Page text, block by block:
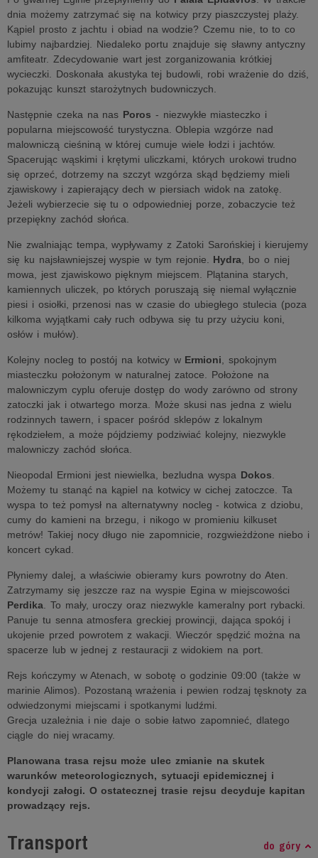
dnia możemy zatrzymać się na kotwicy przy piaszczystej plaży.
Kąpiel prosto z jachtu i obiad na wodzie? Czemu nie, to to co
lubimy najbardziej. Niedaleko portu znajduje się sławny antyczny
amfiteatr. Zdecydowanie wart jest zorganizowania krótkiej
wycieczki. Doskonała akustyka tej budowli, robi wrażenie do dziś,
pokazując kunszt starożytnych budowniczych.
Następnie czeka na nas Poros - niezwykłe miasteczko i
popularna miejscowość turystyczna. Oblepia wzgórze nad
malowniczą cieśniną w której cumuje wiele łodzi i jachtów.
Spacerując wąskimi i krętymi uliczkami, których urokowi trudno
się oprzeć, dotrzemy na szczyt wzgórza skąd będziemy mieli
zjawiskowy i zapierający dech w piersiach widok na zatokę.
Jeżeli wybierzecie się tu o odpowiedniej porze, zobaczycie też
przepiękny zachód słońca.
Nie zwalniając tempa, wypływamy z Zatoki Sarońskiej i kierujemy
się ku najsławniejszej wyspie w tym rejonie. Hydra , bo o niej
mowa, jest zjawiskowo pięknym miejscem. Plątanina starych,
kamiennych uliczek, po których poruszają się niemal wyłącznie
piesi i osiołki, przenosi nas w czasie do ubiegłego stulecia (poza
kilkoma wyjątkami cały ruch odbywa się tu przy użyciu koni,
osłów i mułów).
Kolejny nocleg to postój na kotwicy w Ermioni , spokojnym
miasteczku położonym w naturalnej zatoce. Położone na
malowniczym cyplu oferuje dostęp do wody zarówno od strony
zatoczki jak i otwartego morza. Może skusi nas jedna z wielu
rodzinnych tawern, i spacer pośród sklepów z lokalnym
rękodziełem, a może pójdziemy podziwiać kolejny, niezwykle
malowniczy zachód słońca.
Nieopodal Ermioni jest niewielka, bezludna wyspa Dokos
Możemy tu stanąć na kąpiel na kotwicy w cichej zatoczce. Ta
wyspa to też pomysł na alternatywny nocleg - kotwica z dziobu,
cumy do kamieni na brzegu, i nikogo w promieniu kilkuset
metrów! Takiej nocy długo nie zapomnicie, rozgwieżdżone niebo i
koncert cykad.
Płyniemy dalej, a właściwie obieramy kurs powrotny do Aten.
Zatrzymamy się jeszcze raz na wyspie Egina w miejscowości
Perdika . To mały, uroczy oraz niezwykle kameralny port rybacki.
Panuje tu senna atmosfera greckiej prowincji, dająca spokój i
ukojenie przed powrotem z wakacji. Wieczór spędzić można na
spacerze lub w jednej z restauracji z widokiem na port.
Rejs kończymy w Atenach, w sobotę o godzinie 09:00 (także w
marinie Alimos). Pozostaną wrażenia i pewien rodzaj tęsknoty za
odwiedzonymi miejscami i spotkanymi ludźmi.
Grecja uzależnia i nie daje o sobie łatwo zapomnieć, dlatego
ciągle do niej wracamy.
Planowana trasa rejsu może ulec zmianie na skutek
warunków meteorologicznych, sytuacji epidemicznej i
kondycji załogi. O ostatecznej trasie rejsu decyduje kapitan
prowadzący rejs.
Transport do góry